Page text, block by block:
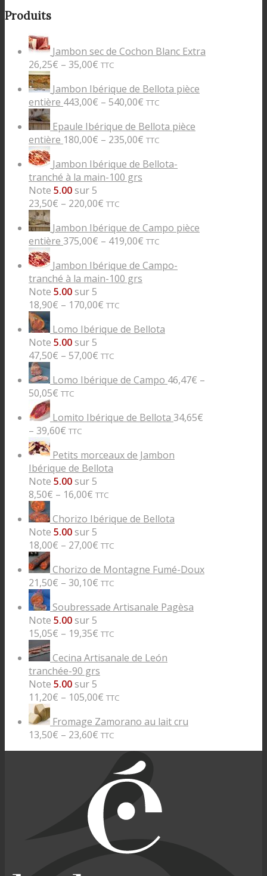
Produits
Jambon sec de Cochon Blanc Extra
26,25€ – 35,00€ TTC
Jambon Ibérique de Bellota pièce
entière 443,00€ – 540,00€ TTC
Epaule Ibérique de Bellota pièce
entière 180,00€ – 235,00€ TTC
Jambon Ibérique de Bellota-
tranché à la main-100 grs
Note 5.00sur 5
23,50€ – 220,00€ TTC
Jambon Ibérique de Campo pièce
entière 375,00€ – 419,00€ TTC
Jambon Ibérique de Campo-
tranché à la main-100 grs
Note 5.00sur 5
18,90€ – 170,00€ TTC
Lomo Ibérique de Bellota
Note 5.00sur 5
47,50€ – 57,00€ TTC
Lomo Ibérique de Campo 46,47€ –
50,05€ TTC
Lomito Ibérique de Bellota 34,65€
– 39,60€ TTC
Petits morceaux de Jambon
Ibérique de Bellota
Note 5.00sur 5
8,50€ – 16,00€ TTC
Chorizo Ibérique de Bellota
Note 5.00sur 5
18,00€ – 27,00€ TTC
Chorizo de Montagne Fumé-Doux
21,50€ – 30,10€ TTC
Soubressade Artisanale Pagèsa
Note 5.00sur 5
15,05€ – 19,35€ TTC
Cecina Artisanale de León
tranchée-90 grs
Note 5.00sur 5
11,20€ – 105,00€ TTC
Fromage Zamorano au lait cru
13,50€ – 23,60€ TTC